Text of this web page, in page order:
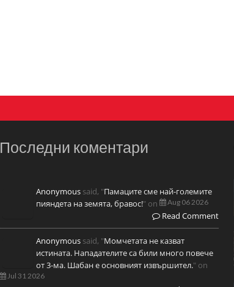
Последни коментари
Anonymous said, "Памаците сме най-големите
пияндета на земята, бравос!" on Aug 06 2026
Read Comment
Anonymous said, "Момчетата не казват
истината. Нападателите са били много повече
от 3-ма. Шабан е основният извършител." on
Jul 31 2026